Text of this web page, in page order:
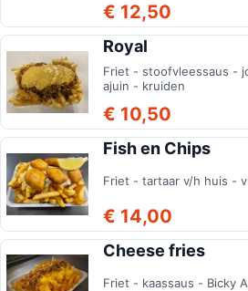
€ 12,50
Royal
Friet - stoofvleessaus -
ajuin - kruiden
€ 10,50
Fish en Chips
Friet - tartaar v/h huis -
€ 14,00
Cheese fries
Friet - kaassaus - Bicky